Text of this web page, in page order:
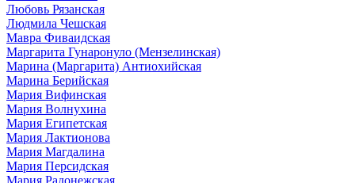
Любовь Рязанская
Людмила Чешская
Мавра Фиваидская
Маргарита Гунаронуло (Мензелинская)
Марина (Маргарита) Антиохийская
Марина Берийская
Мария Вифинская
Мария Волнухина
Мария Египетская
Мария Лактионова
Мария Магдалина
Мария Персидская
Мария Радонежская